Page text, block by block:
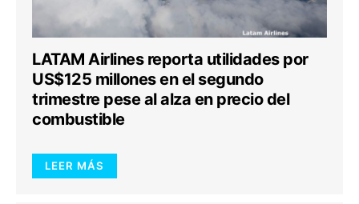
LATAM Airlines reporta utilidades por
US$125 millones en el segundo
trimestre pese al alza en precio del
combustible
LEER MÁS